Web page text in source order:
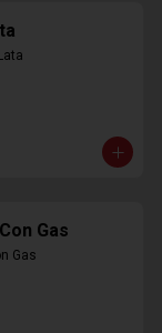
Gas
Gas